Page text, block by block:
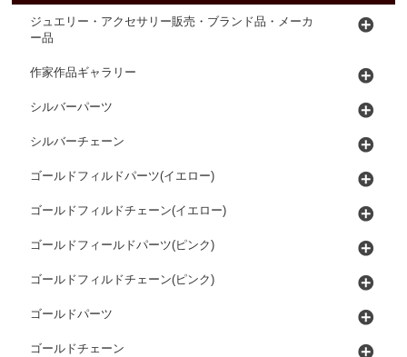
ジュエリー・アクセサリー販売・ブランド品・メーカ
ー品
作家作品ギャラリー
シルバーパーツ
シルバーチェーン
ゴールドフィルドパーツ(イエロー)
ゴールドフィルドチェーン(イエロー)
ゴールドフィールドパーツ(ピンク)
ゴールドフィルドチェーン(ピンク)
ゴールドパーツ
ゴールドチェーン